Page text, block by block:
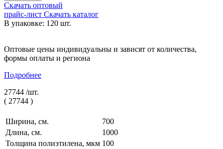
Скачать оптовый
прайс-лист Скачать каталог
В упаковке: 120 шт.
Оптовые цены индивидуальны и зависят от количества,
формы оплаты и региона
Подробнее
27744 /шт.
( 27744 )
Ширина, см.
700
Длина, см.
1000
Толщина полиэтилена, мкм 100